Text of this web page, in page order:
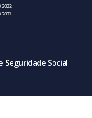
Seguridade Social